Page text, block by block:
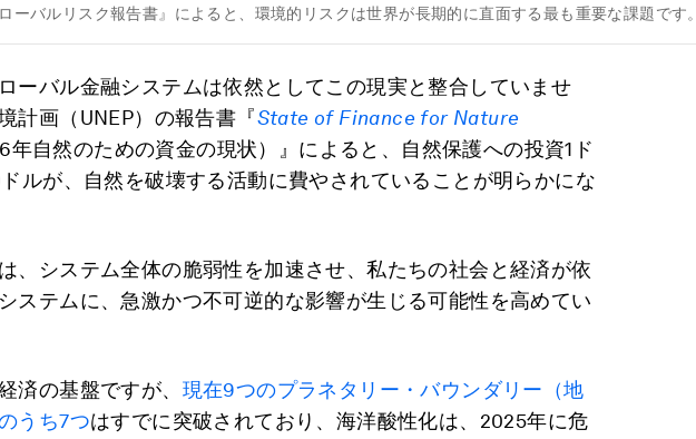
ーバルリスク報告書』によると、環境的リスクは世界が長期的に直面する最も重要な課題です。
ーバル金融システムは依然としてこの現実と整合していませ
計画（UNEP）の報告書『State of Finance for Nature
年自然のための資金の現状）』によると、自然保護への投資1ド
ルが、自然を破壊する活動に費やされていることが明らかにな
、システム全体の脆弱性を加速させ、私たちの社会と経済が依
ステムに、急激かつ不可逆的な影響が生じる可能性を高めてい
済の基盤ですが、 現在9つのプラネタリー・バウンダリー（地
うち7つはすでに突破されており、海洋酸性化は、2025年に危